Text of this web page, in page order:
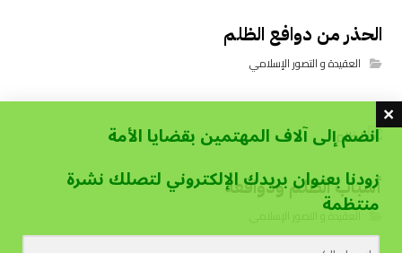
الحذر من دوافع الظلم
العقيدة و التصور الإسلامي
أسباب الظلم ودوافعه
العقيدة و التصور الإسلامي
انضم إلى آلاف المهتمين بقضايا الأمة
زودنا بعنوان بريدك الإلكتروني لتصلك نشرة
منتظمة